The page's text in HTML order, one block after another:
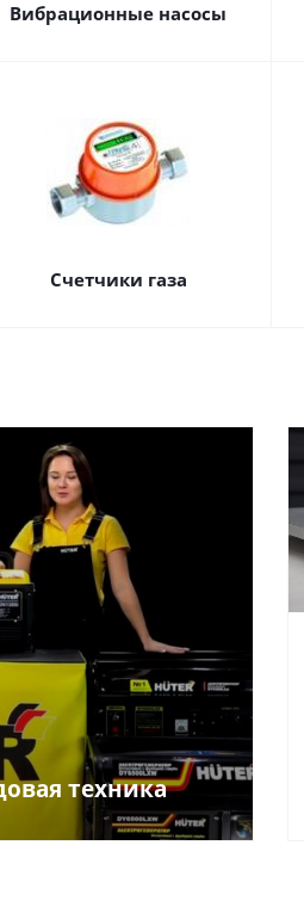
Вибрационные насосы
Счетчики газа
техника